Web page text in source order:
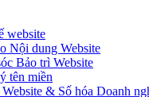
website
Nội dung Website
Bảo trì Website
tên miền
& Số hóa Doanh